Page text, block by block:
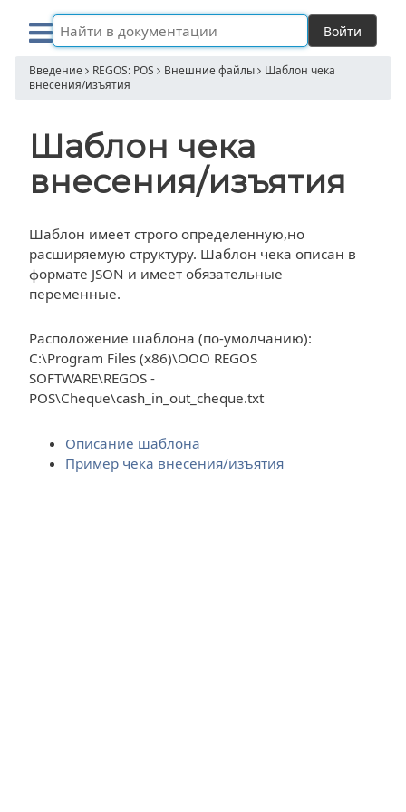
Войти
Введение REGOS: POS Внешние файлы
Шаблон чека
внесения/изъятия
Шаблон чека
внесения/изъятия
Шаблон имеет строго определенную,но
расширяемую структуру. Шаблон чека описан в
формате JSON и имеет обязательные
переменные.
Расположение шаблона (по-умолчанию):
C:\Program Files (x86)\OOO REGOS
SOFTWARE\REGOS -
POS\Cheque\cash_in_out_cheque.txt
Описание шаблона
Пример чека внесения/изъятия